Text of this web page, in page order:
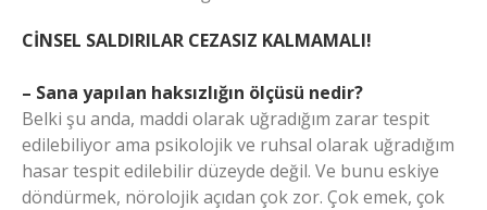
CİNSEL SALDIRILAR CEZASIZ KALMAMALI!
– Sana yapılan haksızlığın ölçüsü nedir?
Belki şu anda, maddi olarak uğradığım zarar tespit
edilebiliyor ama psikolojik ve ruhsal olarak uğradığım
hasar tespit edilebilir düzeyde değil. Ve bunu eskiye
döndürmek, nörolojik açıdan çok zor. Çok emek, çok